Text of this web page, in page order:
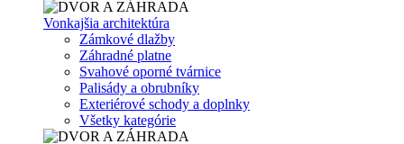
Vonkajšia architektúra
Zámkové dlažby
Záhradné platne
Svahové oporné tvárnice
Palisády a obrubníky
Exteriérové schody a doplnky
Všetky kategórie